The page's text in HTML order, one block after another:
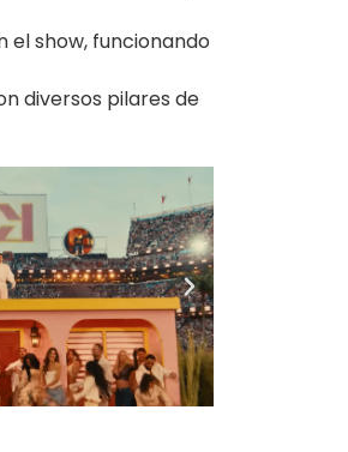
el show, funcionando
diversos pilares de